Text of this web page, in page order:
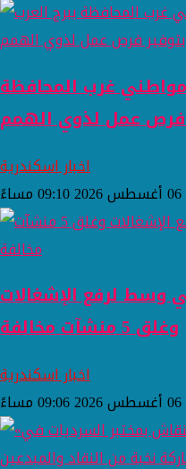
غرب المحافظة
فرص عمل لذوي الهمم
اخبار اسكندرية
وسط لرفع الإشغالات
وغلق 5 منشآت مخالفة
اخبار اسكندرية